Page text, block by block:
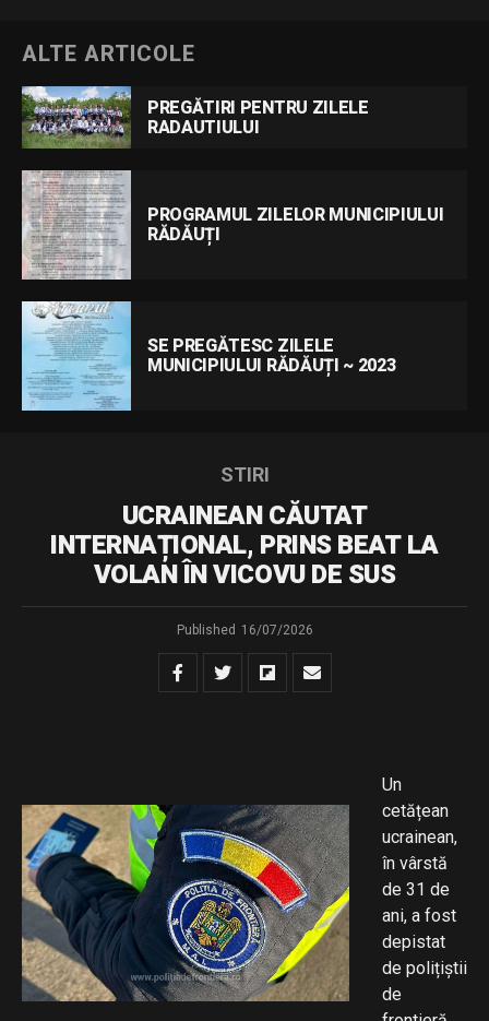
ALTE ARTICOLE
PREGĂTIRI PENTRU ZILELE
RADAUTIULUI
PROGRAMUL ZILELOR MUNICIPIULUI
RĂDĂUȚI
SE PREGĂTESC ZILELE
MUNICIPIULUI RĂDĂUȚI ~ 2023
STIRI
UCRAINEAN CĂUTAT
INTERNAȚIONAL, PRINS BEAT LA
VOLAN ÎN VICOVU DE SUS
Published 16/07/2026
Un
cetățean
ucrainean,
în vârstă
de 31 de
ani, a fost
depistat
de polițiștii
de